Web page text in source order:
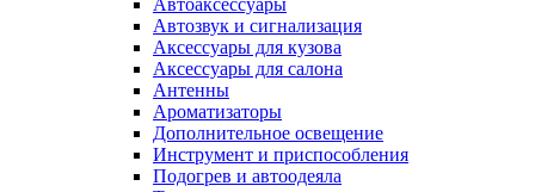
Автоаксессуары
Автозвук и сигнализация
Аксессуары для кузова
Аксессуары для салона
Антенны
Ароматизаторы
Дополнительное освещение
Инструмент и приспособления
Подогрев и автоодеяла